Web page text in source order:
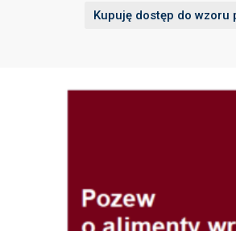
Kupuję dostęp do wzoru